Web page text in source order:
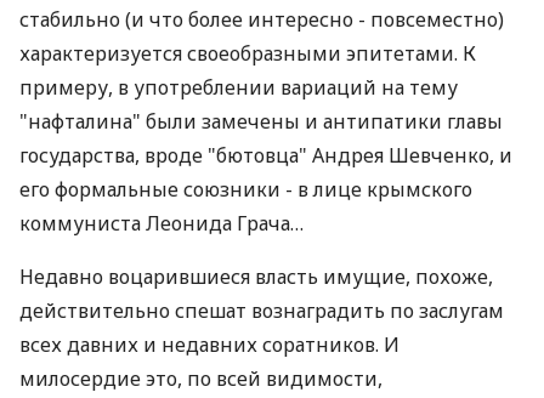
стабильно (и что более интересно - повсеместно)
характеризуется своеобразными эпитетами. К
примеру, в употреблении вариаций на тему
"нафталина" были замечены и антипатики главы
государства, вроде "бютовца" Андрея Шевченко, и
его формальные союзники - в лице крымского
коммуниста Леонида Грача…
Недавно воцарившиеся власть имущие, похоже,
действительно спешат вознаградить по заслугам
всех давних и недавних соратников. И
милосердие это, по всей видимости,